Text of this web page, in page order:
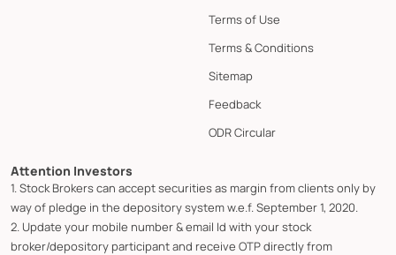
Terms of Use
Terms & Conditions
Sitemap
Feedback
ODR Circular
Attention Investors
1. Stock Brokers can accept securities as margin from clients only by
way of pledge in the depository system w.e.f. September 1, 2020.
2. Update your mobile number & email Id with your stock
broker/depository participant and receive OTP directly from